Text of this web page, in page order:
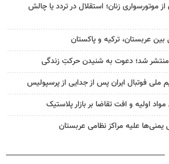
موتورسواری زنان؛ استقلال در تردد یا چالش
عربستان، ترکیه و پاکستان
منتشر شد؛ دعوت به شنیدن حرکتِ زندگی
ملی فوتبال ایران پس از جدایی از پرسپولیس
اولیه و افت تقاضا بر بازار پلاستیک
یمنی‌ها علیه مراکز نظامی عربستان